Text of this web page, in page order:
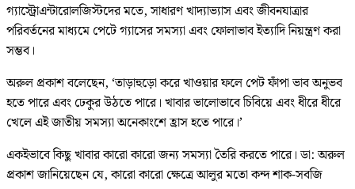
গ্যাস্ট্রোএন্টারোলজিস্টদের মতে, সাধারণ খাদ্যাভ্যাস এবং জীবনযাত্রার
পরিবর্তনের মাধ্যমে পেটে গ্যাসের সমস্যা এবং ফোলাভাব ইত্যাদি নিয়ন্ত্রণ করা
সম্ভব।
অরুল প্রকাশ বলেছেন, ‘তাড়াহুড়ো করে খাওয়ার ফলে পেট ফাঁপা ভাব অনুভব
হতে পারে এবং ঢেকুর উঠতে পারে। খাবার ভালোভাবে চিবিয়ে এবং ধীরে ধীরে
খেলে এই জাতীয় সমস্যা অনেকাংশে হ্রাস হতে পারে।’
একইভাবে কিছু খাবার কারো কারো জন্য সমস্যা তৈরি করতে পারে। ডা: অরুল
প্রকাশ জানিয়েছেন যে, কারো কারো ক্ষেত্রে আলুর মতো কন্দ শাক-সবজি